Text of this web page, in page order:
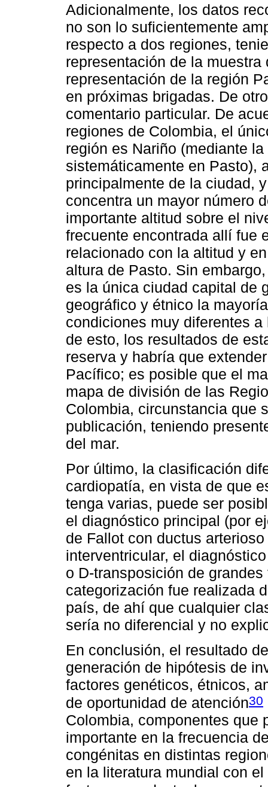
Adicionalmente, los datos
no son lo suficientemente
respecto a dos regiones,
representación de la
representación de la región
en próximas brigadas. De
comentario particular. De
regiones de Colombia, el
región es Nariño (mediante
sistemáticamente en Pasto),
principalmente de la ciudad,
concentra un mayor número
importante altitud sobre el
frecuente encontrada allí fue
relacionado con la altitud y
altura de Pasto. Sin
es la única ciudad capital de
geográfico y étnico la
condiciones muy diferentes
de esto, los resultados de
reserva y habría que
Pacífico; es posible que el
mapa de división de las
Colombia, circunstancia que
publicación, teniendo
del mar.
Por último, la clasificación
cardiopatía, en vista de que
tenga varias, puede ser
el diagnóstico principal (por
de Fallot con ductus
interventricular, el
o D-transposición de
categorización fue realizada
país, de ahí que cualquier
sería no diferencial y no
En conclusión, el resultado
generación de hipótesis de
factores genéticos, étnicos,
de oportunidad de atención30
Colombia, componentes que
importante en la frecuencia
congénitas en distintas
en la literatura mundial con